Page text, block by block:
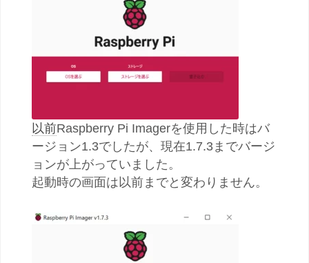
以前Raspberry Pi Imagerを使用した時はバ
ージョン1.3でしたが、現在1.7.3までバージ
ョンが上がっていました。
起動時の画面は以前までと変わりません。